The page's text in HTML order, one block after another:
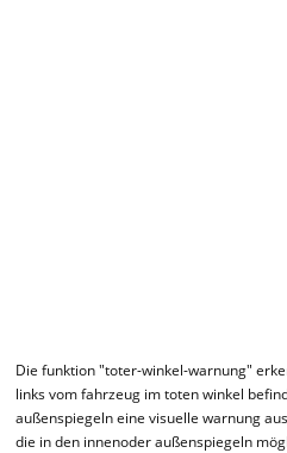
Die funktion "toter-winkel-warnung"
links vom fahrzeug im toten winkel
außenspiegeln eine visuelle warnung
die in den innenoder außenspiegeln